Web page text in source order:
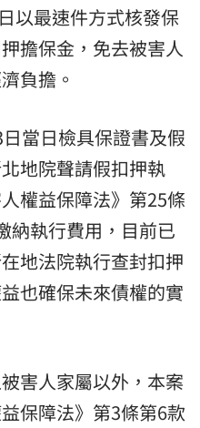
以最速件方式核發保
擔保金，免去被害人
負擔。
當日檢具保證書及假
地院聲請假扣押執
權益保障法》第25條
納執行費用，目前已
地法院執行查封扣押
也確保未來債權的實
害人家屬以外，本案
保障法》第3條第6款